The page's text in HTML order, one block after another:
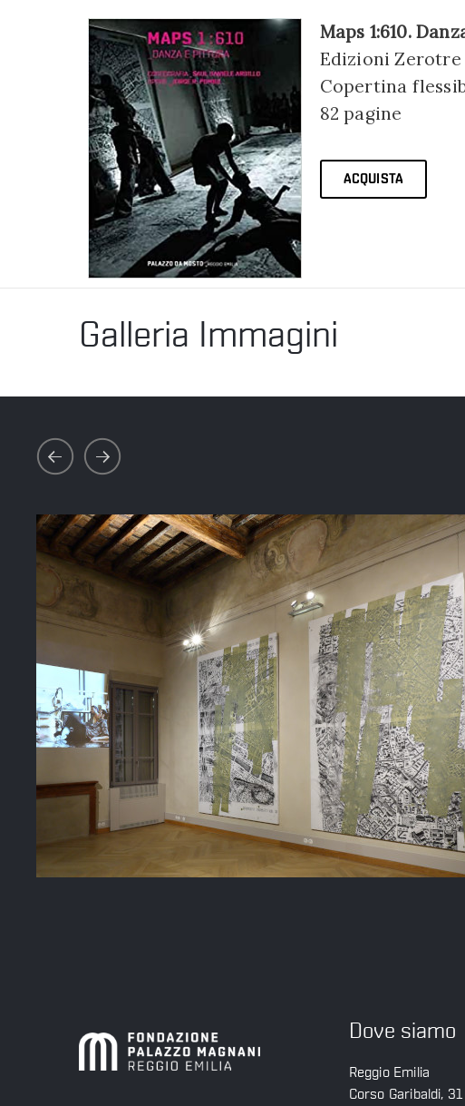
Maps 1:610.
Edizioni Zerotre
Copertina
82 pagine
ACQUISTA
Galleria Immagini
Dove siamo
Reggio Emilia
Corso Garibaldi, 31